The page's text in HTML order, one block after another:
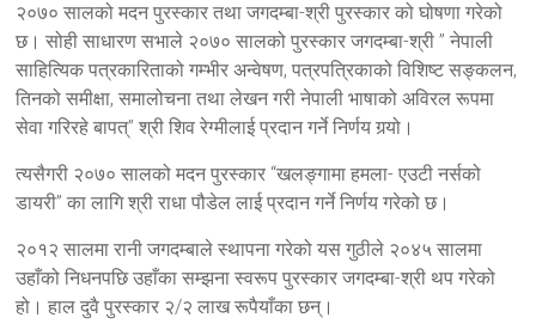
२०७० सालको मदन पुरस्कार तथा जगदम्बा-श्री पुरस्कार को घोषणा गरेको
छ। सोही साधारण सभाले २०७० सालको पुरस्कार जगदम्बा-श्री ” नेपाली
साहित्यिक पत्रकारिताको गम्भीर अन्वेषण, पत्रपत्रिकाको विशिष्ट सङ्कलन,
तिनको समीक्षा, समालोचना तथा लेखन गरी नेपाली भाषाको अविरल रूपमा
सेवा गरिरहे बापत्” श्री शिव रेग्मीलाई प्रदान गर्ने निर्णय गर्‍यो।
त्यसैगरी २०७० सालको मदन पुरस्कार “खलङ्गामा हमला- एउटी नर्सको
डायरी” का लागि श्री राधा पौडेल लाई प्रदान गर्ने निर्णय गरेको छ।
२०१२ सालमा रानी जगदम्बाले स्थापना गरेको यस गुठीले २०४५ सालमा
उहाँको निधनपछि उहाँका सम्झना स्वरूप पुरस्कार जगदम्बा-श्री थप गरेको
हो। हाल दुवै पुरस्कार २/२ लाख रूपैयाँका छन्।